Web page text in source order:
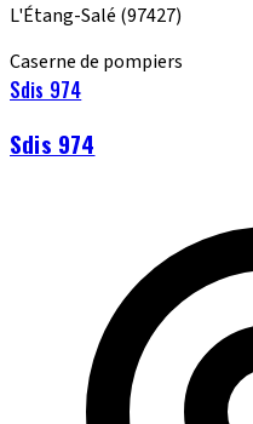
L'Étang-Salé (97427)
Caserne de pompiers
Sdis 974
Sdis 974